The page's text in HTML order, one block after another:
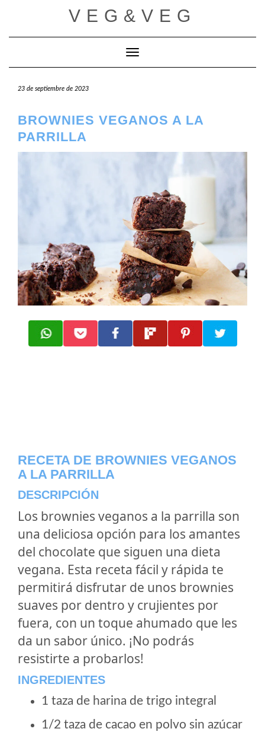
VEG&VEG
Cambiar modo de navegación
23 de septiembre de 2023
BROWNIES VEGANOS A LA
PARRILLA
RECETA DE BROWNIES VEGANOS
A LA PARRILLA
DESCRIPCIÓN
Los brownies veganos a la parrilla son
una deliciosa opción para los amantes
del chocolate que siguen una dieta
vegana. Esta receta fácil y rápida te
permitirá disfrutar de unos brownies
suaves por dentro y crujientes por
fuera, con un toque ahumado que les
da un sabor único. ¡No podrás
resistirte a probarlos!
INGREDIENTES
1 taza de harina de trigo integral
1/2 taza de cacao en polvo sin azúcar